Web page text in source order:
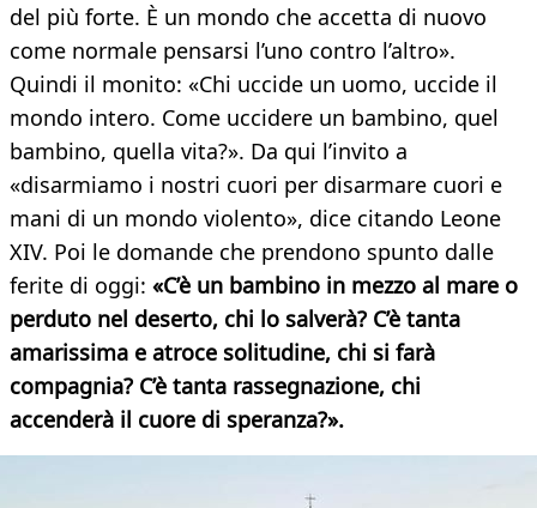
del più forte. È un mondo che accetta di nuovo
come normale pensarsi l’uno contro l’altro».
Quindi il monito: «Chi uccide un uomo, uccide il
mondo intero. Come uccidere un bambino, quel
bambino, quella vita?». Da qui l’invito a
«disarmiamo i nostri cuori per disarmare cuori e
mani di un mondo violento», dice citando Leone
XIV. Poi le domande che prendono spunto dalle
ferite di oggi: «C’è un bambino in mezzo al mare o
perduto nel deserto, chi lo salverà? C’è tanta
amarissima e atroce solitudine, chi si farà
compagnia? C’è tanta rassegnazione, chi
accenderà il cuore di speranza?».